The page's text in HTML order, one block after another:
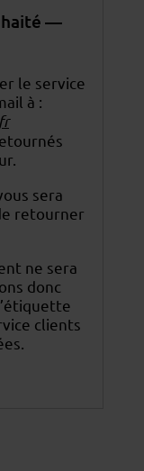
—
le service
à :
sera
retourner
ne sera
donc
clients